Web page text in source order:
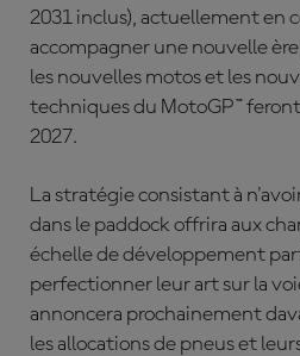
2031 inclus), actuellement en
accompagner une nouvelle
les nouvelles motos et les
techniques du MotoGP™
2027.
La stratégie consistant à
dans le paddock offrira aux
échelle de développement
perfectionner leur art sur la
annoncera prochainement
les allocations de pneus et